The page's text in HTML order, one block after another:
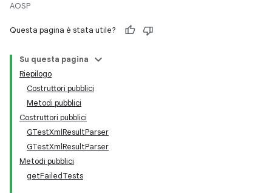
AOSP
Questa pagina è stata utile?
Su questa pagina
Riepilogo
Costruttori pubblici
Metodi pubblici
Costruttori pubblici
GTestXmlResultParser
GTestXmlResultParser
Metodi pubblici
getFailedTests